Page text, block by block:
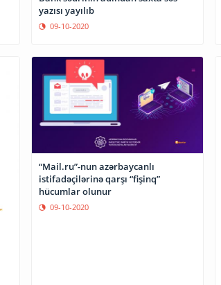
yazısı yayılıb
09-10-2020
“Mail.ru”-nun azərbaycanlı
istifadəçilərinə qarşı “fişinq”
hücumlar olunur
09-10-2020